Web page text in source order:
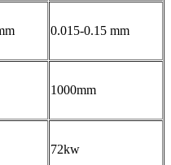
0.015-0.15 mm
1000mm
72kw